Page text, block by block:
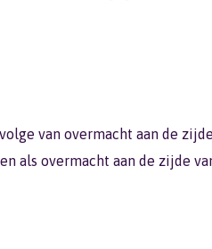
van overmacht aan de
als overmacht aan de zijde